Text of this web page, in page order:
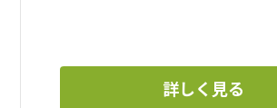
詳しく見る